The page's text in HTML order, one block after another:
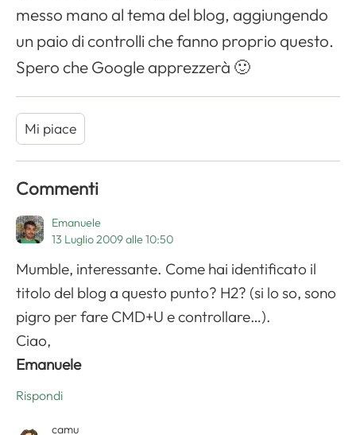
messo mano al tema del blog, aggiungendo
un paio di controlli che fanno proprio questo.
Spero cheGoogleapprezzerà 🙂
Mi piace
Commenti
Emanuele
13 Luglio 2009 alle 10:50
Mumble, interessante. Come hai identificato il
titolo del blog a questo punto? H2? (si lo so, sono
pigro per fare CMD+U e controllare…).
Ciao,
Emanuele
Rispondi
camu